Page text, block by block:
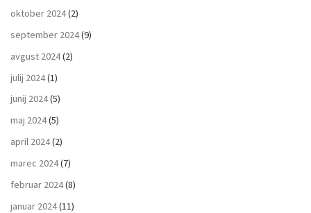
oktober 2024(2)
september 2024(9)
avgust 2024(2)
julij 2024(1)
junij 2024(5)
maj 2024(5)
april 2024(2)
marec 2024(7)
februar 2024(8)
januar 2024(11)